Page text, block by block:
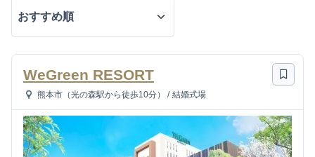
WeGreen RESORT
熊本市（光の森駅から徒歩10分） / 結婚式場